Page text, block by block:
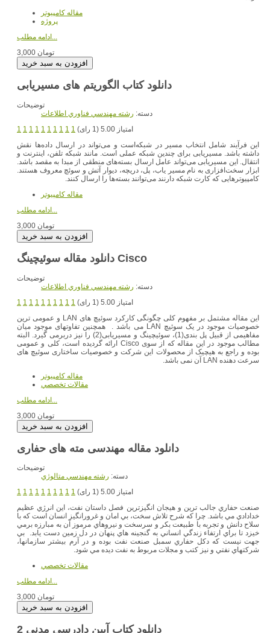
مقاله کامپیوتر
پروژه
ادامه مطلب...
3,000 تومان
دانلود کتاب الگوریتم های مسیریابی
توضیحات
دسته: رشته مهندسي فناوري اطلاعات
1 1 1 1 1 1 1 1 1 1
امتیاز 5.00 (1 رای)
این فرآیند شامل انتخاب مسیر در شبکه‌است و می‌تواند در ارسال داده‌ها نقش
داشته باشد. مسیریابی برای چندین شبکه عملی است. مانند شبکه تلفن، اینترنت و
انتقال. این مسیریابی می‌تواند عامل ارسال بسته‌های منطقی از مبدا به مقصد باشد.
ابزار سخت‌افزاری به نام مسیر یاب، پل، دریچه، دیوار آتش و سوئچ معروف هستند.
کامپیوترهایی که کارت شبکه دارنند می‌توانند بسته‌ها را ارسال کنند.
مقاله کامپیوتر
3,000 تومان
دانلود مقاله سوئیچینگ Cisco
توضیحات
دسته: رشته مهندسي فناوري اطلاعات
1 1 1 1 1 1 1 1 1 1
امتیاز 5.00 (1 رای)
این مقاله مشتمل بر مفهوم کلی چگونگی کارکرد سوئیچ های LAN و عمومی ترین
خصوصیات موجود در یک سوئیچ LAN می باشد . همچنین تفاوتهای موجود میان
مفاهیمی از قبیل پل بندی(1)، سوئیچینگ و مسیریابی(2) را نیز دربرمی گیرد. البته
مطالب موجود در این مقاله که از سوی Cisco ارائه گردیده است، کلی و عمومی
بوده و راجع به هیچیک از محصولات این شرکت و خصوصیات ساختاری سوئیچ های
سرعت دهنده LAN آن نمی باشد.
مقاله کامپیوتر
مقالات تخصصي
3,000 تومان
دانلود مقاله مهندسی مته های حفاری
توضیحات
دسته: رشته مهندسي متالوژي
1 1 1 1 1 1 1 1 1 1
امتیاز 5.00 (1 رای)
صنعت حفاري جالب ترين و هيجان انگيزترين فصل داستان نفت، اين انرژي عظيم
خدادادي مي باشد. چرا كه شرح تلاش سخت، بي امان و غرورانگيز انسان است كه با
سلاح دانش و تجربه با طبيعت بكر و سرسخت و نيروهاي مرموز آن به مبارزه برمي
خيزد تا براي ارتفاء زندگي انساني به گنجينه هاي پنهان در دل زمين دست يابد. بي
جهت نيست كه دكل حفاري سمبل صنعت نفت بوده و در آرم بيشتر سازمانها،
شركتهاي نفتي و نيز كتب و مجلات مربوط به نفت ديده مي شود.
مقالات تخصصي
ادامه مطلب...
3,000 تومان
دانلود کتاب آیین دادرسی مدنی 2